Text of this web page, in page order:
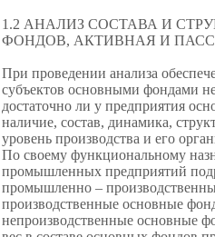
1.2 АНАЛИЗ СОСТАВА И
ФОНДОВ, АКТИВНАЯ И
При проведении анализа
субъектов основными фондами
достаточно ли у предприятия
наличие, состав, динамика,
уровень производства и его
По своему функциональному
промышленных предприятий
промышленно –
производственные основные
непроизводственные основные